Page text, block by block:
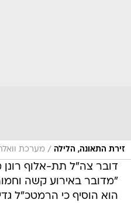
זירת התאונה, הלילה / מערכת
דובר צה"ל תת-אלוף
"מדובר באירוע קשה
הוא הוסיף כי הרמטכ"ל